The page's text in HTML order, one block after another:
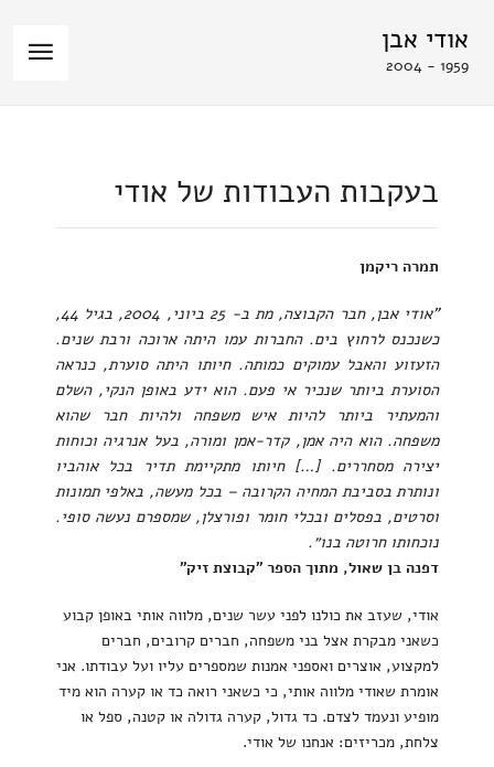
אודי אבן
1959 - 2004
בעקבות העבודות של אודי
תמרה ריקמן
"אודי אבן, חבר הקבוצה, מת ב- 25 ביוני, 2004, בגיל 44,
כשנכנס לרחוץ בים. החברות עמו היתה ארוכה ורבת שנים.
הזעזוע והאבל עמוקים כמותה. חיותו היתה סוערת, כנראה
הסוערת ביותר שנכיר אי פעם. הוא ידע באופן הנקי, השלם
והמעתיר ביותר להיות איש משפחה ולהיות חבר שהוא
משפחה. הוא היה אמן, קדר-אמן ומורה, בעל אנרגיה וכוחות
יצירה מסחררים. […] חיותו מתקיימת תדיר בכל אוהביו
ונותרת בסביבת המחיה הקרובה – בכל מעשה, באלפי תמונות
וסרטים, בפסלים ובכלי חומר ופורצלן, שמספרם נעשה סופי.
נוכחותו חרוטה בנו״.
דפנה בן שאול, מתוך הספר "קבוצת זיק"
אודי, שעזב את כולנו לפני עשר שנים, מלווה אותי באופן קבוע
כשאני מבקרת אצל בני משפחה, חברים קרובים, חברים
למקצוע, אוצרים ואספני אמנות שמספרים עליו ועל עבודתו. אני
אומרת שאודי מלווה אותי, כי כשאני רואה כד או קערה הוא מיד
מופיע ונעמד לצדם. כד גדול, קערה גדולה או קטנה, ספל או
צלחת, מכריזים: אנחנו של אודי.